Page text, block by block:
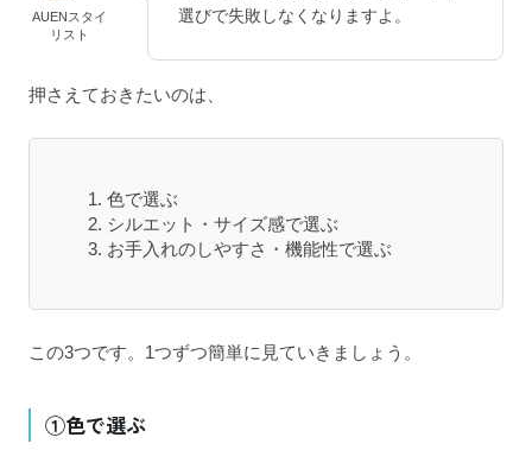
AUENスタイ
リスト
選びで失敗しなくなりますよ。
押さえておきたいのは、
色で選ぶ
シルエット・サイズ感で選ぶ
お手入れのしやすさ・機能性で選ぶ
この3つです。1つずつ簡単に見ていきましょう。
①色で選ぶ